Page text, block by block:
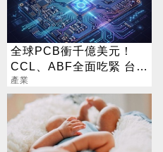
全球PCB衝千億美元！
CCL、ABF全面吃緊 台廠
迎兆元商機
產業